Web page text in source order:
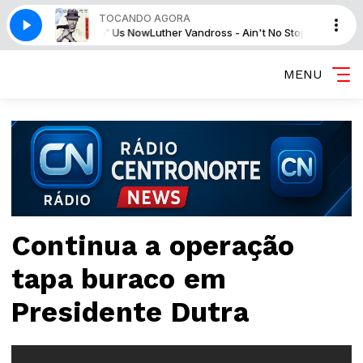
TOCANDO AGORA
- Ain't No Stoppin' Us NowLuther Vandross - Ain't No Stoppin' Us Now
MENU
Continua a operação
tapa buraco em
Presidente Dutra